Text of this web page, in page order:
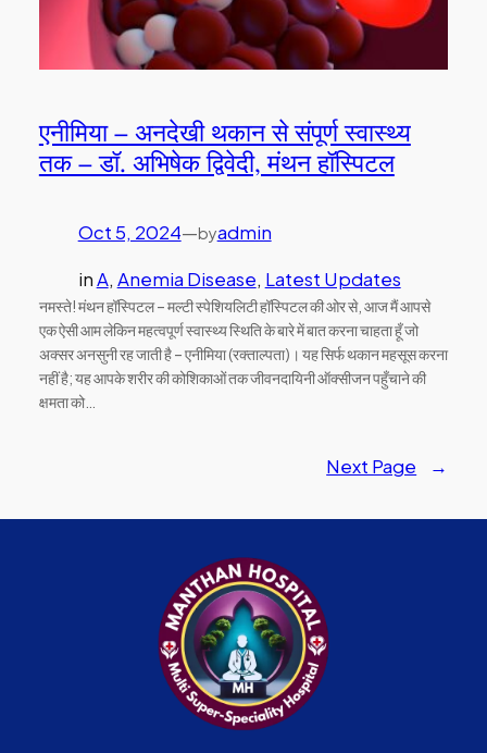
एनीमिया – अनदेखी थकान से संपूर्ण स्वास्थ्य
तक – डॉ. अभिषेक द्विवेदी, मंथन हॉस्पिटल
Oct 5, 2024—byadmin
inA, Anemia Disease, Latest Updates
नमस्ते! मंथन हॉस्पिटल – मल्टी स्पेशियलिटी हॉस्पिटल की ओर से, आज मैं आपसे
एक ऐसी आम लेकिन महत्वपूर्ण स्वास्थ्य स्थिति के बारे में बात करना चाहता हूँ जो
अक्सर अनसुनी रह जाती है – एनीमिया (रक्ताल्पता)। यह सिर्फ थकान महसूस करना
नहीं है; यह आपके शरीर की कोशिकाओं तक जीवनदायिनी ऑक्सीजन पहुँचाने की
क्षमता को…
Next Page →